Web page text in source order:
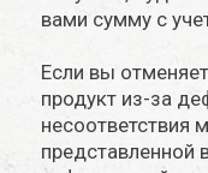
вами сумму с
Если вы
продукт из-за
несоответствия
представленной